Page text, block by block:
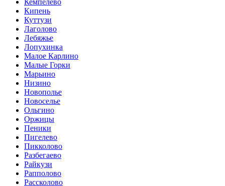
Кипень
Куттузи
Лаголово
Лебяжье
Лопухинка
Малое Карлино
Малые Горки
Марьино
Низино
Новополье
Новоселье
Ольгино
Оржицы
Пеники
Пигелево
Пикколово
Разбегаево
Райкузи
Рапполово
Рассколово